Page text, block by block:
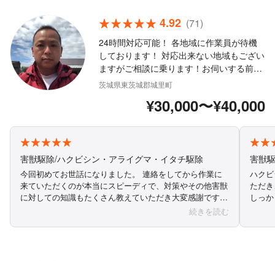
4.92 (71)
24時間対応可能！ 各地域に作業員が待機
しております！ 対応出来ない地域もござい
ますがご相談に乗ります！お伺いする前に
ある程度の料金をお伝え致します！ 、なる
がお伺い致します 防犯サムターンは破錠の
茨城県東茨城郡城里町
¥30,000〜¥40,000
害獣駆除/ハクビシン・アライグマ・イタチ駆除
今回初めてお世話になりました。 連絡をしてから作業に
来ていただくのが本当にスピーディで、対策やその他害獣
に対しての知識もたくさん教えていただき大変感謝です。
また作業も酷暑のなかでの作業で大変だったかと思います
続きを読む
害獣
ハク
ただき、
しっ